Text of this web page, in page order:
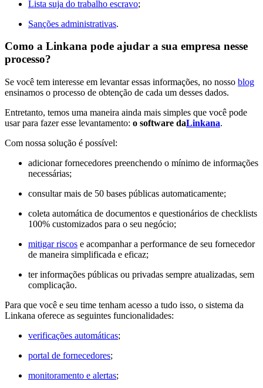
Lista suja do trabalho escravo;
Sanções administrativas.
Como a Linkana pode ajudar a sua empresa nesse
processo?
Se você tem interesse em levantar essas informações, no nosso blog
ensinamos o processo de obtenção de cada um desses dados.
Entretanto, temos uma maneira ainda mais simples que você pode
usar para fazer esse levantamento: o software daLinkana.
Com nossa solução é possível:
adicionar fornecedores preenchendo o mínimo de informações
necessárias;
consultar mais de 50 bases públicas automaticamente;
coleta automática de documentos e questionários de checklists
100% customizados para o seu negócio;
mitigar riscos e acompanhar a performance de seu fornecedor
de maneira simplificada e eficaz;
ter informações públicas ou privadas sempre atualizadas, sem
complicação.
Para que você e seu time tenham acesso a tudo isso, o sistema da
Linkana oferece as seguintes funcionalidades:
verificações automáticas;
portal de fornecedores;
monitoramento e alertas;